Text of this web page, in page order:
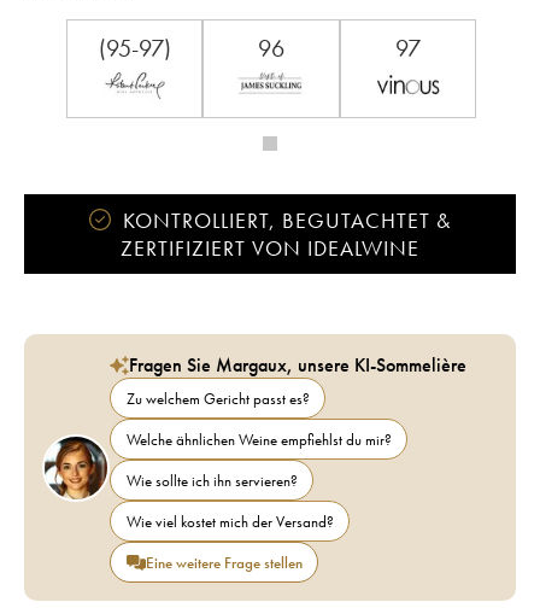
(95-97) 96 97
KONTROLLIERT, BEGUTACHTET &
ZERTIFIZIERT VON IDEALWINE
Fragen Sie Margaux, unsere KI-Sommelière
Zu welchem Gericht passt es?
Welche ähnlichen Weine empfiehlst du mir?
Wie sollte ich ihn servieren?
Wie viel kostet mich der Versand?
Eine weitere Frage stellen